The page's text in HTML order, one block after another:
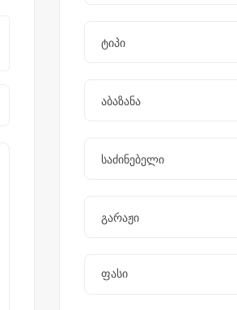
ტიპი
აბაზანა
საძინებელი
გარაჟი
ფასი